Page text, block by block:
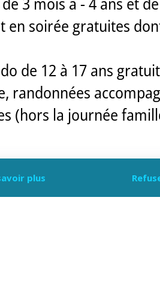
en soirée gratuites
de 12 à 17 ans
randonnées
(hors la journée
plus